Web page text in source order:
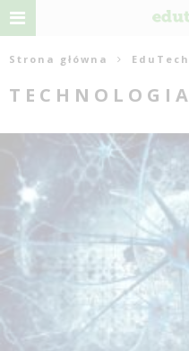
Strona główna EduTech
TECHNOLOGIA